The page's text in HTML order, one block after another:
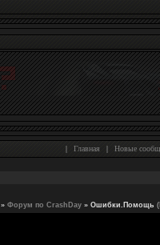
| Главная | Новые
» Форум по CrashDay » Ошибки.Помощь